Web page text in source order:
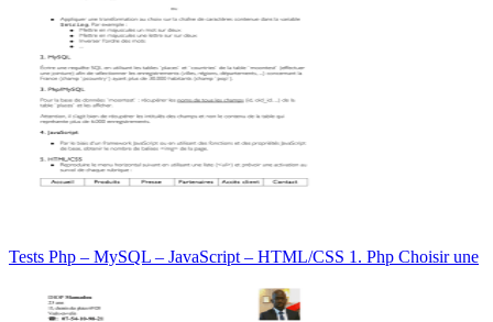
Tests Php – MySQL – JavaScript – HTML/CSS 1. Php Choisir une